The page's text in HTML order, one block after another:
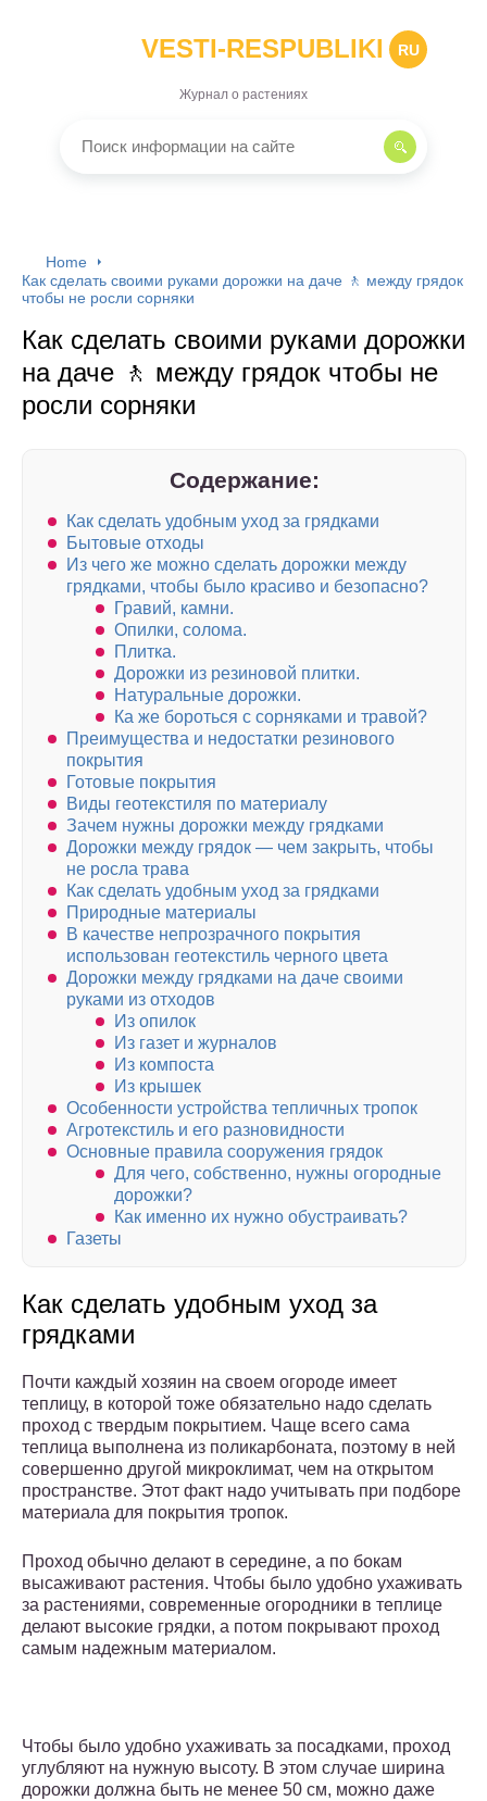
VESTI-RESPUBLIKI RU
Журнал о растениях
Home
Как сделать своими руками дорожки на даче 🚶 между грядок
чтобы не росли сорняки
Как сделать своими руками дорожки
на даче 🚶 между грядок чтобы не
росли сорняки
Содержание:
Как сделать удобным уход за грядками
Бытовые отходы
Из чего же можно сделать дорожки между
грядками, чтобы было красиво и безопасно?
Гравий, камни.
Опилки, солома.
Плитка.
Дорожки из резиновой плитки.
Натуральные дорожки.
Ка же бороться с сорняками и травой?
Преимущества и недостатки резинового
покрытия
Готовые покрытия
Виды геотекстиля по материалу
Зачем нужны дорожки между грядками
Дорожки между грядок — чем закрыть, чтобы
не росла трава
Как сделать удобным уход за грядками
Природные материалы
В качестве непрозрачного покрытия
использован геотекстиль черного цвета
Дорожки между грядками на даче своими
руками из отходов
Из опилок
Из газет и журналов
Из компоста
Из крышек
Особенности устройства тепличных тропок
Агротекстиль и его разновидности
Основные правила сооружения грядок
Для чего, собственно, нужны огородные
дорожки?
Как именно их нужно обустраивать?
Газеты
Как сделать удобным уход за
грядками
Почти каждый хозяин на своем огороде имеет
теплицу, в которой тоже обязательно надо сделать
проход с твердым покрытием. Чаще всего сама
теплица выполнена из поликарбоната, поэтому в ней
совершенно другой микроклимат, чем на открытом
пространстве. Этот факт надо учитывать при подборе
материала для покрытия тропок.
Проход обычно делают в середине, а по бокам
высаживают растения. Чтобы было удобно ухаживать
за растениями, современные огородники в теплице
делают высокие грядки, а потом покрывают проход
самым надежным материалом.
Чтобы было удобно ухаживать за посадками, проход
углубляют на нужную высоту. В этом случае ширина
дорожки должна быть не менее 50 см, можно даже